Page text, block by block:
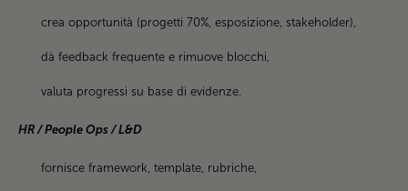
crea opportunità (progetti 70%, esposizione, stakeholder),
dà feedback frequente e rimuove blocchi,
valuta progressi su base di evidenze.
HR / People Ops / L&D
fornisce framework, template, rubriche,